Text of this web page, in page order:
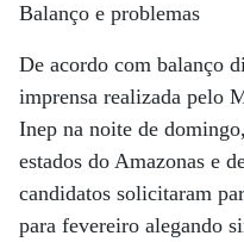
Balanço e problemas
De acordo com balanço
imprensa realizada pelo
Inep na noite de
estados do Amazonas e
candidatos solicitaram
para fevereiro alegando